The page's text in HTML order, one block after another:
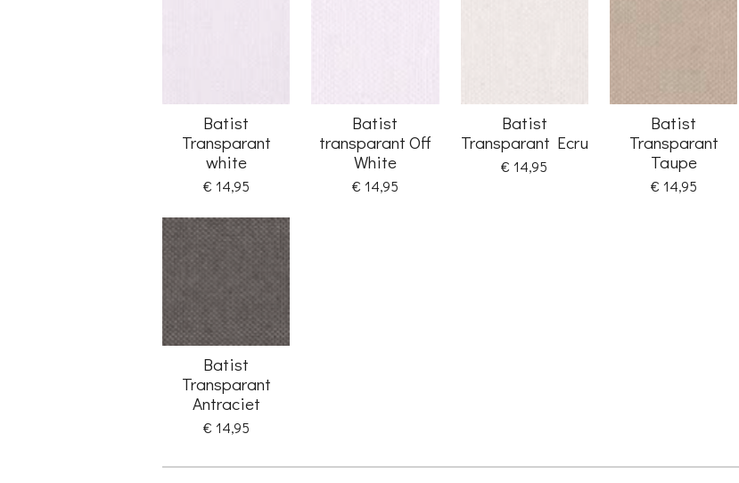
Batist
Transparant
white
€ 14,95
Batist
transparant Off
White
€ 14,95
Batist
Transparant Ecru
€ 14,95
Batist
Transparant
Taupe
€ 14,95
Batist
Transparant
Antraciet
€ 14,95